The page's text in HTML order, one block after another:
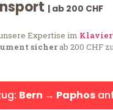
| ab 200 CHF
Expertise im
sicherab 200 CHF
Bern → Paphos